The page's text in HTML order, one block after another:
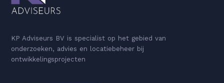
KP Adviseurs BV is specialist op het gebied van
onderzoeken, advies en locatiebeheer bij
ontwikkelingsprojecten